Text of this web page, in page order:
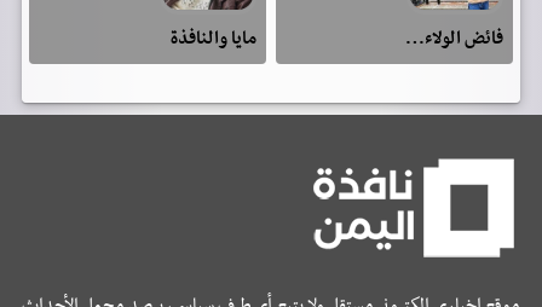
فائض الولاء…
مايا والنافذة